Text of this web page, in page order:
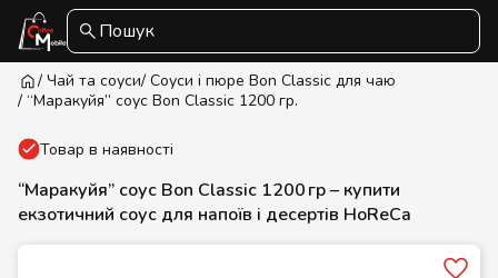
Пошук
/ Чай та соуси/ Cоуси і пюре Bon Classic для чаю
/ “Маракуйя” соус Bon Classic 1200 гр.
Товар в наявності
“Маракуйя” соус Bon Classic 1200 гр – купити
екзотичний соус для напоїв і десертів HoReCa